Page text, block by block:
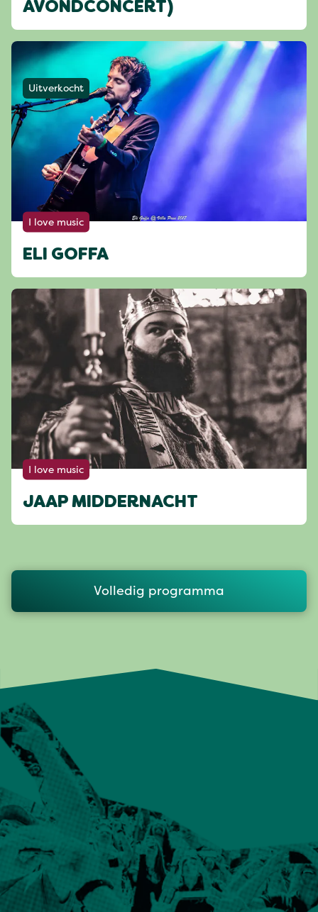
AVONDCONCERT)
I love music
ELI GOFFA
Uitverkocht
I love music
JAAP MIDDERNACHT
Volledig programma